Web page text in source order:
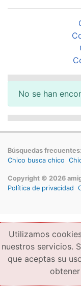
No se han
Búsquedas frecuentes:
Chico busca chico
Copyright © 2026
Política de privacidad
Utilizamos
nuestros servicios.
que aceptas su
obtener